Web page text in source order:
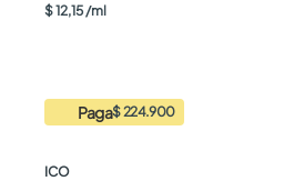
$12,15 /ml
Paga$ 224.900
ICO